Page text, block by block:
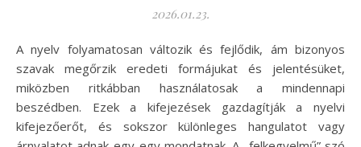
2026.01.23.
A nyelv folyamatosan változik és fejlődik, ám bizonyos
szavak megőrzik eredeti formájukat és jelentésüket,
miközben ritkábban használatosak a mindennapi
beszédben. Ezek a kifejezések gazdagítják a nyelvi
kifejezőerőt, és sokszor különleges hangulatot vagy